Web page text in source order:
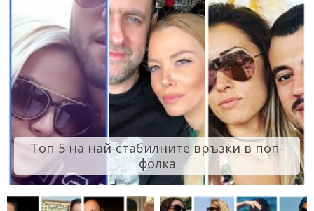
Топ 5 на най-стабилните връзки в поп-
фолка